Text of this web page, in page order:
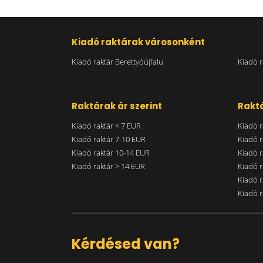
Kiadó raktárak városonként
Kiadó raktár Berettyóújfalu Kiadó
Raktárak ár szerint
Kiadó raktár < 7 EUR
Kiadó raktár 7-10 EUR
Kiadó raktár 10-14 EUR
Kiadó raktár > 14 EUR
Kiadó
Kiadó
Kiadó
Kiadó
Kiadó
Kiadó
Kérdésed van?